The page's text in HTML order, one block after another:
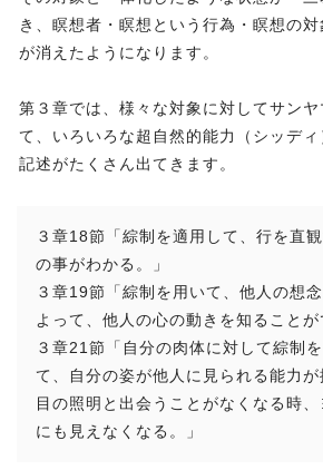
き、瞑想者・瞑想という行為・瞑想の
が消えたようになります。
第３章では、様々な対象に対してサン
て、いろいろな超自然的能力（シッデ
記述がたくさん出てきます。
３章18節「綜制を適用して、行を直
の事がわかる。」
３章19節「綜制を用いて、他人の想
よって、他人の心の動きを知ることが
３章21節「自分の肉体に対して綜制
て、自分の姿が他人に見られる能力
目の照明と出会うことがなくなる時
にも見えなくなる。」